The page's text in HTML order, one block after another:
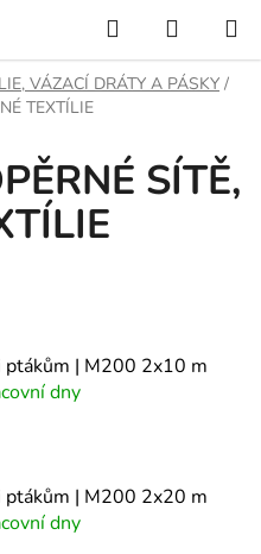
Hledat
KOŠÍK
VÁZACÍ DRÁTY A PÁSKY /
TEXTÍLIE
SÍTĚ,
| M200 2x10 m
dny
| M200 2x20 m
dny